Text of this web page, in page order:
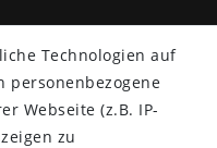
Technologien auf
personenbezogene
Webseite (z.B. IP-
zu